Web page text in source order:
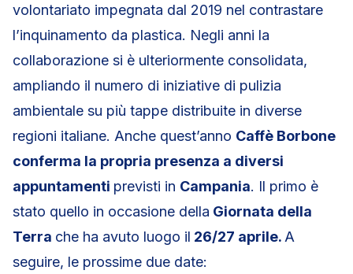
volontariato impegnata dal 2019 nel contrastare
l’inquinamento da plastica. Negli anni la
collaborazione si è ulteriormente consolidata,
ampliando il numero di iniziative di pulizia
ambientale su più tappe distribuite in diverse
regioni italiane. Anche quest’anno Caffè Borbone
conferma la propria presenza a diversi
appuntamenti previsti in Campania. Il primo è
stato quello in occasione della Giornata della
Terra che ha avuto luogo il 26/27 aprile.A
seguire, le prossime due date: